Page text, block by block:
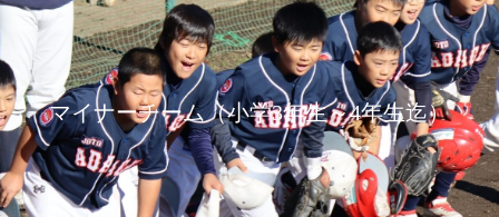
マイナーチーム（小学3年生～4年生迄）